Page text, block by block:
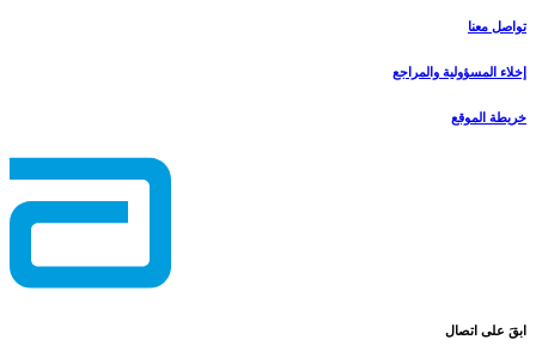
تواصل معنا
إخلاء المسؤولية والمراجع
خريطة الموقع
ابقَ على اتصال